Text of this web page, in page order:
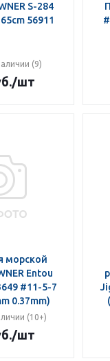
S-284
56911
(9)
/шт
морской
Entou
#11-5-7
0.37mm)
(10+)
/шт